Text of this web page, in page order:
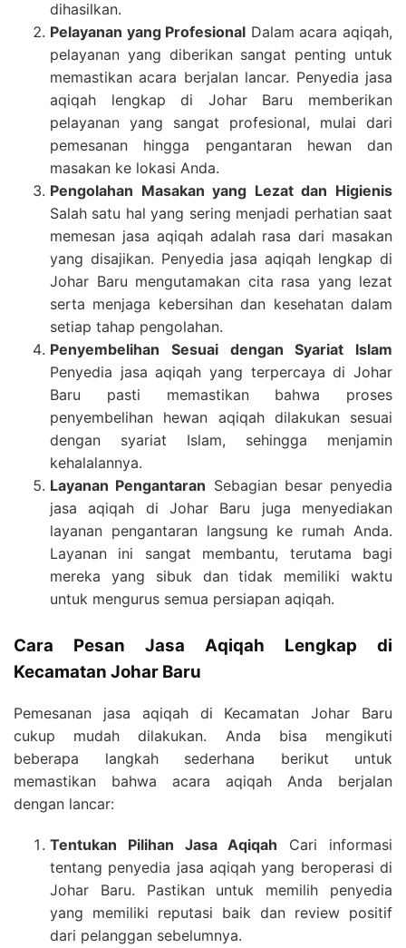
dihasilkan.
Pelayanan yang Profesional Dalam acara aqiqah,
pelayanan yang diberikan sangat penting untuk
memastikan acara berjalan lancar. Penyedia jasa
aqiqah lengkap di Johar Baru memberikan
pelayanan yang sangat profesional, mulai dari
pemesanan hingga pengantaran hewan dan
masakan ke lokasi Anda.
Pengolahan Masakan yang Lezat dan Higienis
Salah satu hal yang sering menjadi perhatian saat
memesan jasa aqiqah adalah rasa dari masakan
yang disajikan. Penyedia jasa aqiqah lengkap di
Johar Baru mengutamakan cita rasa yang lezat
serta menjaga kebersihan dan kesehatan dalam
setiap tahap pengolahan.
Penyembelihan Sesuai dengan Syariat Islam
Penyedia jasa aqiqah yang terpercaya di Johar
Baru pasti memastikan bahwa proses
penyembelihan hewan aqiqah dilakukan sesuai
dengan syariat Islam, sehingga menjamin
kehalalannya.
Layanan Pengantaran Sebagian besar penyedia
jasa aqiqah di Johar Baru juga menyediakan
layanan pengantaran langsung ke rumah Anda.
Layanan ini sangat membantu, terutama bagi
mereka yang sibuk dan tidak memiliki waktu
untuk mengurus semua persiapan aqiqah.
Cara Pesan Jasa Aqiqah Lengkap di
Kecamatan Johar Baru
Pemesanan jasa aqiqah di Kecamatan Johar Baru
cukup mudah dilakukan. Anda bisa mengikuti
beberapa langkah sederhana berikut untuk
memastikan bahwa acara aqiqah Anda berjalan
dengan lancar:
Tentukan Pilihan Jasa Aqiqah Cari informasi
tentang penyedia jasa aqiqah yang beroperasi di
Johar Baru. Pastikan untuk memilih penyedia
yang memiliki reputasi baik dan review positif
dari pelanggan sebelumnya.